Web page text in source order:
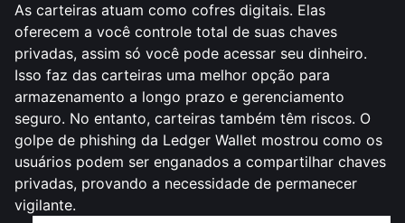
As carteiras atuam como cofres digitais. Elas
oferecem a você controle total de suas chaves
privadas, assim só você pode acessar seu dinheiro.
Isso faz das carteiras uma melhor opção para
armazenamento a longo prazo e gerenciamento
seguro. No entanto, carteiras também têm riscos. O
golpe de phishing da Ledger Wallet mostrou como os
usuários podem ser enganados a compartilhar chaves
privadas, provando a necessidade de permanecer
vigilante.